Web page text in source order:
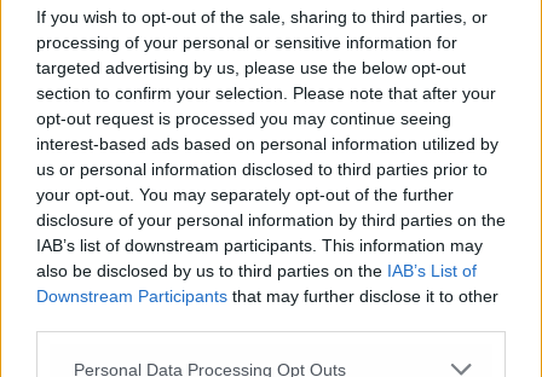
If you wish to opt-out of the sale, sharing to third parties, or
processing of your personal or sensitive information for
targeted advertising by us, please use the below opt-out
section to confirm your selection. Please note that after your
opt-out request is processed you may continue seeing
interest-based ads based on personal information utilized by
us or personal information disclosed to third parties prior to
your opt-out. You may separately opt-out of the further
disclosure of your personal information by third parties on the
IAB’s list of downstream participants. This information may
also be disclosed by us to third parties on the IAB’s List of
Downstream Participants that may further disclose it to other
Personal Data Processing Opt Outs
fognario, e punta alla classificazione a tre
stelle dopo una stagione 2025 con quasi 3.000
arrivi e oltre 8.600 pernottamenti. LeCabine
La Torresaranno invece assegnate tramite
bando pubblico per 30 unità stagionali nel
periodo maggio-settembre 2026. Moreno
Cedroniha evidenziato come la Baia stia
diventando un modello che integra natura,
servizi e gastronomia. Infine è stato definito il
calendario delle visite alla chiesa di Santa
Maria di Portonovo: dal16 aprile al 15 giugno
aperture sabato e domenica 10:00-12:30, dal16
giugno al 15 settembre
giovedì e sabato 17:00-